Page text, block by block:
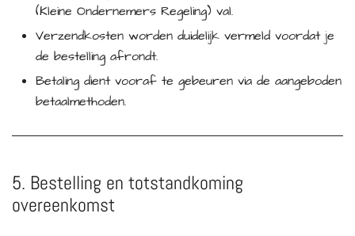
(Kleine Ondernemers Regeling) val.
Verzendkosten worden duidelijk vermeld voordat je
de bestelling afrondt.
Betaling dient vooraf te gebeuren via de aangeboden
betaalmethoden.
5. Bestelling en totstandkoming
overeenkomst